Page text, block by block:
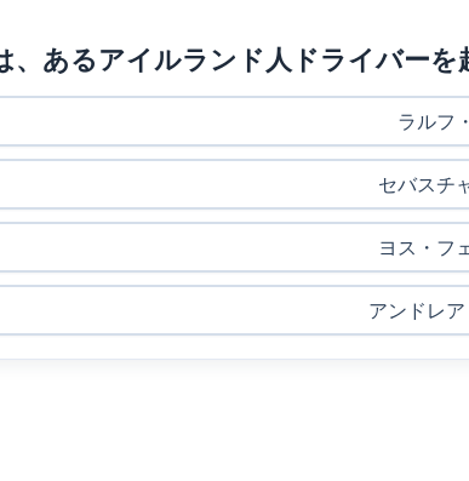
、あるアイルランド人ドライバー
ラルフ
セバスチ
ヨス・フ
アンドレ